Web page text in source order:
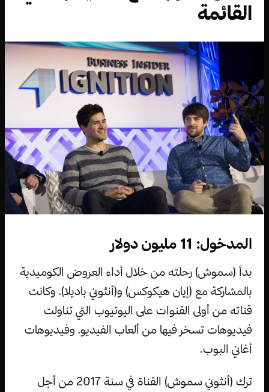
القائمة
المدخول: 11 مليون دولار
بدأ (سموش) رحلته من خلال أداء العروض الكوميدية
بالمشاركة مع (إيان هيكوكس) و(أنثوني باديلا)، وكانت
قناته من أولى القنوات على اليوتيوب التي تناولت
فيديوهات تسخر فيها من ألعاب الفيديو، وفيديوهات
أغاني البوب.
ترك (أنثوني سموش) القناة في سنة 2017 من أجل